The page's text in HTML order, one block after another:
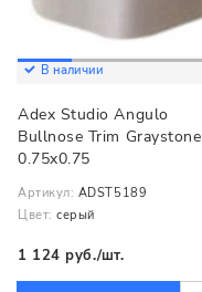
В наличии
Adex Studio Angulo
Bullnose Trim Graystone
0.75x0.75
Артикул: ADST5189
Цвет: серый
1 124 руб./шт.